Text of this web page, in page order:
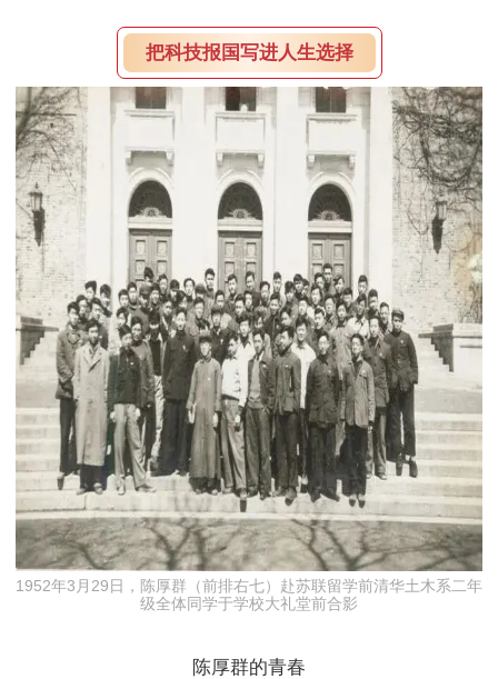
规
党
群
建
设
把科技报国写进人生选择
1952年3月29日，陈厚群（前排右七）赴苏联留学前清华土木系二年
级全体同学于学校大礼堂前合影
陈厚群的青春